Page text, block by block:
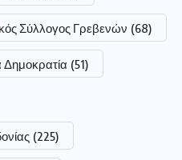
Σύλλογος Γρεβενών (68)
Δημοκρατία (51)
(225)